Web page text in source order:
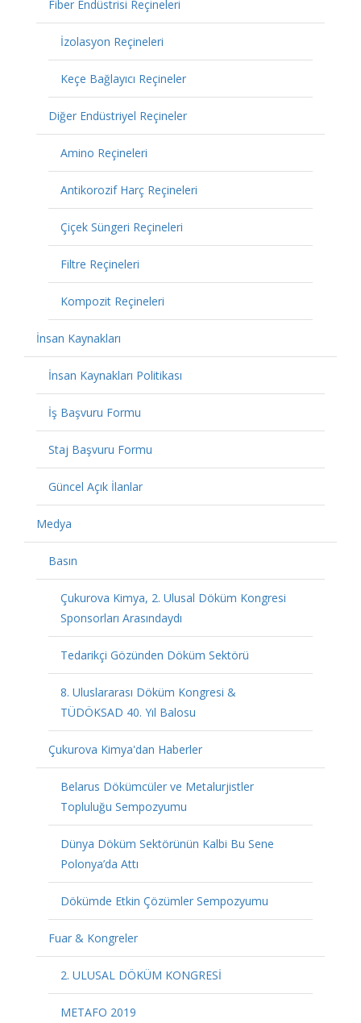
Fiber Endüstrisi Reçineleri
İzolasyon Reçineleri
Keçe Bağlayıcı Reçineler
Diğer Endüstriyel Reçineler
Amino Reçineleri
Antikorozif Harç Reçineleri
Çiçek Süngeri Reçineleri
Filtre Reçineleri
Kompozit Reçineleri
İnsan Kaynakları
İnsan Kaynakları Politikası
İş Başvuru Formu
Staj Başvuru Formu
Güncel Açık İlanlar
Medya
Basın
Çukurova Kimya, 2. Ulusal Döküm Kongresi
Sponsorları Arasındaydı
Tedarikçi Gözünden Döküm Sektörü
8. Uluslararası Döküm Kongresi &
TÜDÖKSAD 40. Yıl Balosu
Çukurova Kimya'dan Haberler
Belarus Dökümcüler ve Metalurjistler
Topluluğu Sempozyumu
Dünya Döküm Sektörünün Kalbi Bu Sene
Polonya’da Attı
Dökümde Etkin Çözümler Sempozyumu
Fuar & Kongreler
2. ULUSAL DÖKÜM KONGRESİ
METAFO 2019